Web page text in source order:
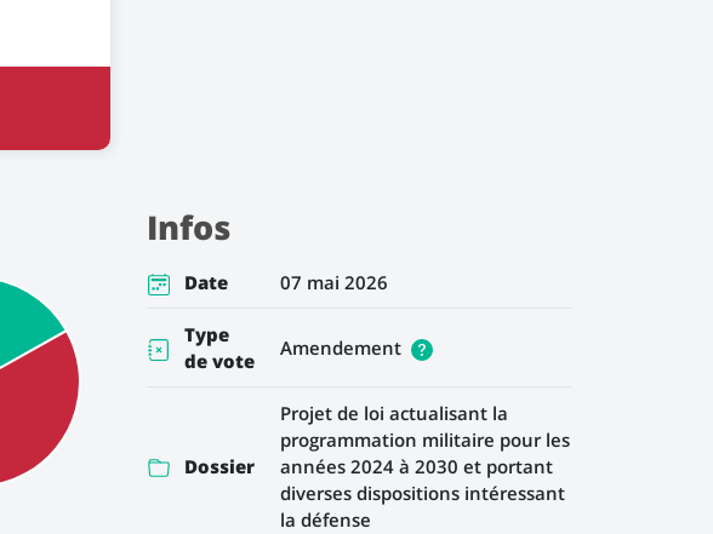
Infos
Date 07 mai 2026
Type
de vote
Amendement
Dossier
Projet de loi actualisant la
programmation militaire pour les
années 2024 à 2030 et portant
diverses dispositions intéressant
la défense